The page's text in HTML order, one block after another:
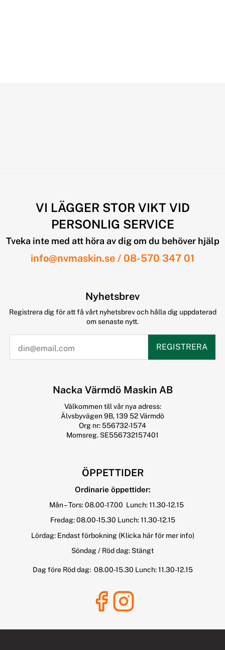
VI LÄGGER STOR VIKT VID
PERSONLIG SERVICE
Tveka inte med att höra av dig om du behöver hjälp
info@nvmaskin.se / 08-570 347 01
Nyhetsbrev
Registrera dig för att få vårt nyhetsbrev och hålla dig uppdaterad
om senaste nytt.
REGISTRERA
Nacka Värmdö Maskin AB
Välkommen till vår nya adress:
Älvsbyvägen 9B, 139 52 Värmdö
Org nr: 556732-1574
Momsreg. SE556732157401
ÖPPETTIDER
Ordinarie öppettider:
Mån – Tors: 08.00-17.00 Lunch: 11.30-12.15
Fredag: 08.00-15.30 Lunch: 11.30-12.15
Lördag: Endast förbokning (Klicka här för mer info)
Söndag / Röd dag: Stängt
Dag före Röd dag: 08.00-15.30 Lunch: 11.30-12.15